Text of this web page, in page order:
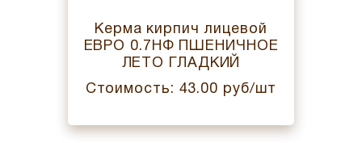
Керма кирпич лицевой
ЕВРО 0.7НФ ПШЕНИЧНОЕ
ЛЕТО ГЛАДКИЙ
Стоимость: 43.00 руб/шт